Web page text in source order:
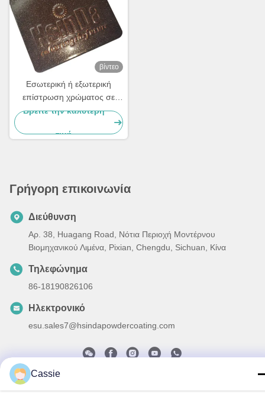
βίντεο
Εσωτερική ή εξωτερική
επίστρωση χρώματος σε
σκόνη Επαγγελματίας
Βρείτε την καλύτερη
τιμή
Γρήγορη επικοινωνία
Διεύθυνση
Αρ. 38, Huagang Road, Νότια Περιοχή Μοντέρνου
Βιομηχανικού Λιμένα, Pixian, Chengdu, Sichuan, Κίνα
Τηλεφώνημα
86-18190826106
Ηλεκτρονικό
esu.sales7@hsindapowdercoating.com
Cassie